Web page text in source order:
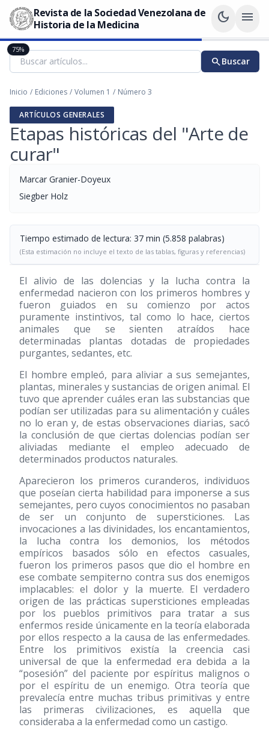
Revista de la Sociedad Venezolana de
Historia de la Medicina
dark_mode menu
searchBuscar
Inicio / Ediciones / Volumen 1 / Número 3
ARTÍCULOS GENERALES
Etapas históricas del "Arte de
curar"
Marcar Granier-Doyeux
Siegber Holz
Tiempo estimado de lectura: 37 min (5.858 palabras)
(Esta estimación no incluye el texto de las tablas, figuras y referencias)
El alivio de las dolencias y la lucha contra la
enfermedad nacieron con los primeros hombres y
fueron guiados en su comienzo por actos
puramente instintivos, tal como lo hace, ciertos
animales que se sienten atraídos hace
determinadas plantas dotadas de propiedades
purgantes, sedantes, etc.
El hombre empleó, para aliviar a sus semejantes,
plantas, minerales y sustancias de origen animal. El
tuvo que aprender cuáles eran las substancias que
podían ser utilizadas para su alimentación y cuáles
no lo eran y, de estas observaciones diarias, sacó
la conclusión de que ciertas dolencias podían ser
aliviadas mediante el empleo adecuado de
determinados productos naturales.
Aparecieron los primeros curanderos, individuos
que poseían cierta habilidad para imponerse a sus
semejantes, pero cuyos conocimientos no pasaban
de ser un conjunto de supersticiones. Las
invocaciones a las divinidades, los encantamientos,
la lucha contra los demonios, los métodos
empíricos basados sólo en efectos casuales,
fueron los primeros pasos que dio el hombre en
ese combate sempiterno contra sus dos enemigos
implacables: el dolor y la muerte. El verdadero
origen de las prácticas supersticiones empleadas
por los pueblos primitivos para tratar a sus
enfermos reside únicamente en la teoría elaborada
por ellos respecto a la causa de las enfermedades.
Entre los primitivos existía la creencia casi
universal de que la enfermedad era debida a la
“posesión” del paciente por espíritus malignos o
por el espíritu de un enemigo. Otra teoría que
prevalecía entre muchas tribus primitivas y entre
las primeras civilizaciones, es aquella que
consideraba a la enfermedad como un castigo.
75%